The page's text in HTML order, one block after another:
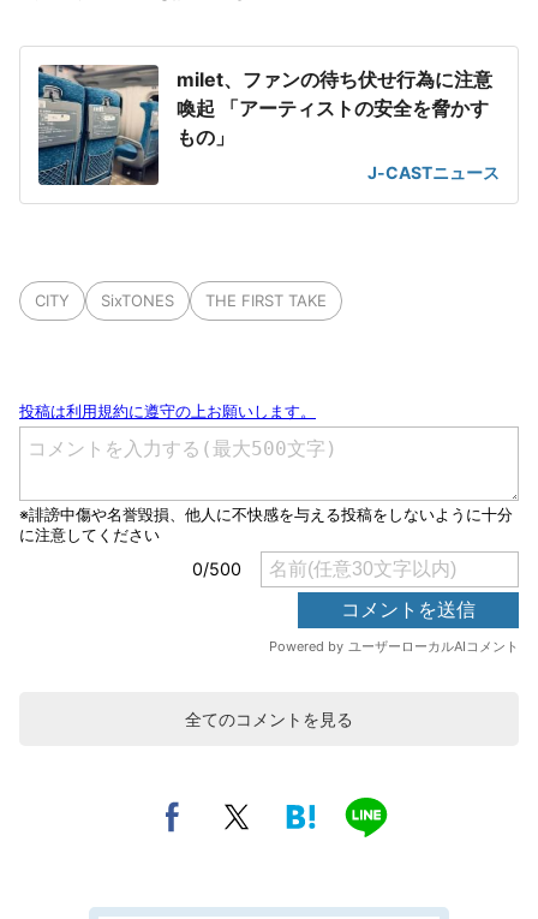
milet、ファンの待ち伏せ行為に注意
喚起 「アーティストの安全を脅かす
もの」
J-CASTニュース
CITY SixTONES THE FIRST TAKE
全てのコメントを見る